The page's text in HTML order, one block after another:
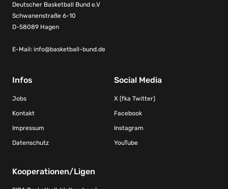
Deutscher Basketball Bund e.V
Schwanenstraße 6-10
D-58089 Hagen
E-Mail: info@basketball-bund.de
Infos
Jobs
Kontakt
Impressum
Datenschutz
Social Media
X (fka Twitter)
Facebook
Instagram
YouTube
Kooperationen/Ligen